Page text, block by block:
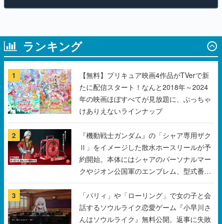
ランキング
1
【無料】プリキュア映画4作品がTVerで新
たに配信スタート！なんと2018年～2024
年の映画ほぼすべてが見放題に、ぶっちゃ
けありえないラインナップ
2
『機動戦士ガンダム』の「シャア専用ザク
Ⅱ」をイメージした散水ホースリールが予
約開始。本体にはシャアのパーソナルマー
クやジオン公国軍のエンブレム、型式番号
などを配置
3
「パリィ」や「ローリング」で女の子と会
話するソウルライク恋愛ゲーム『小早川さ
んはソウルライク』無料公開。返事に失敗
すると「YOU DIED」
4
【半額】『アトリエ』「不思議」シリーズ